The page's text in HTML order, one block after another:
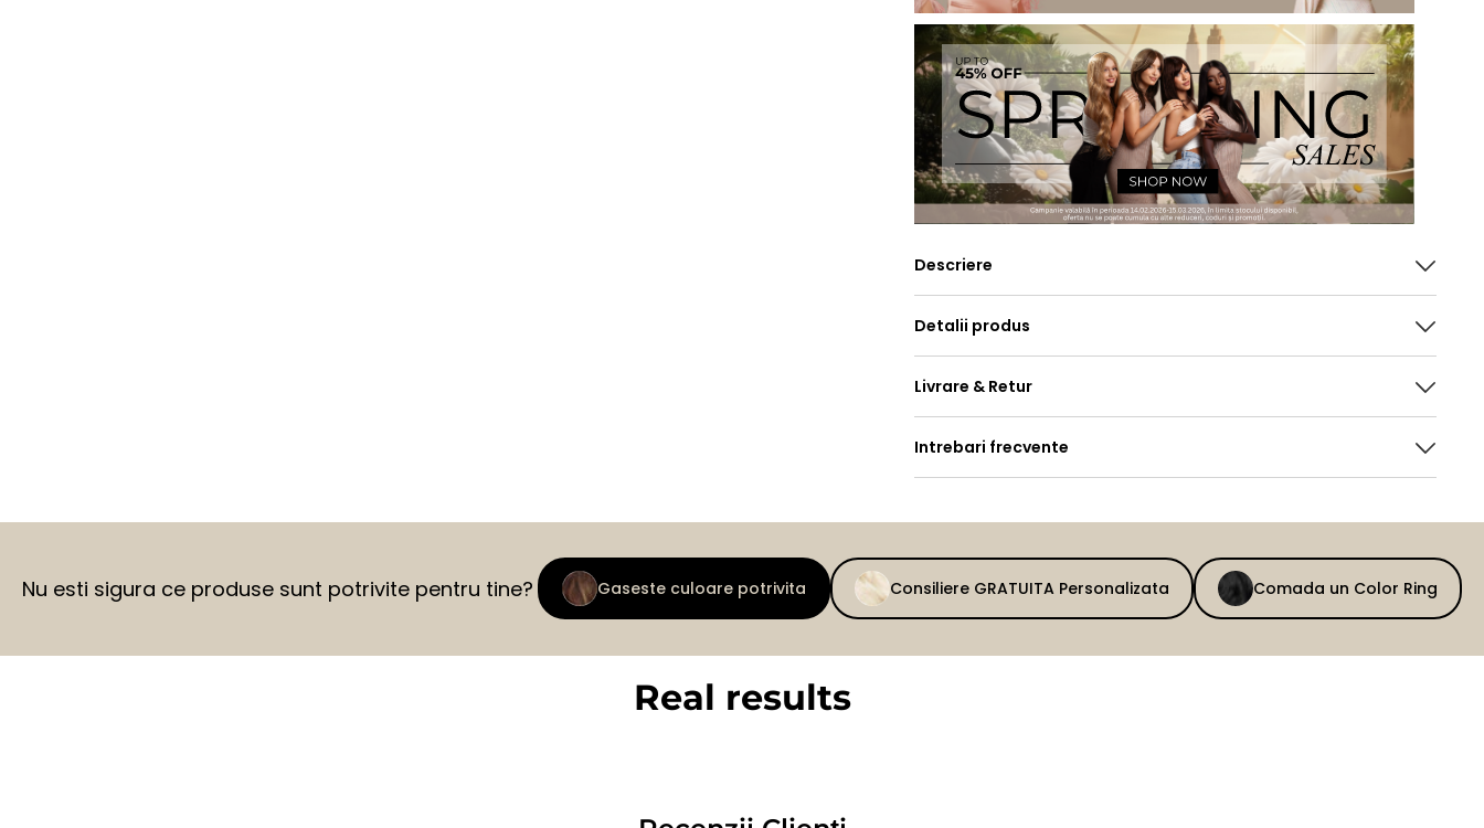
Descriere
Detalii produs
Livrare & Retur
Intrebari frecvente
Nu esti sigura ce produse sunt potrivite pentru tine? Gaseste culoare potrivita Consiliere GRATUITA Personalizata Comada un Color Ring
Real results